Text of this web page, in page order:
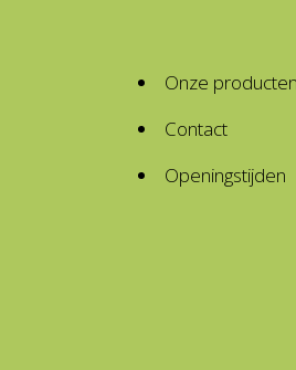
Onze producten
Contact
Openingstijden